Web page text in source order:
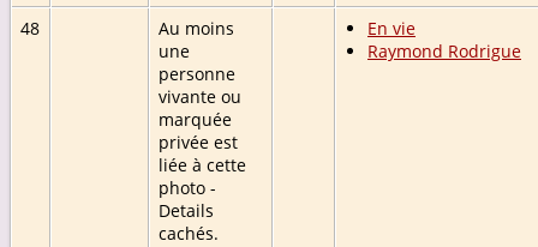
48
Au moins
une
personne
vivante ou
marquée
privée est
liée à cette
photo -
Details
cachés.
En vie
Raymond Rodrigue